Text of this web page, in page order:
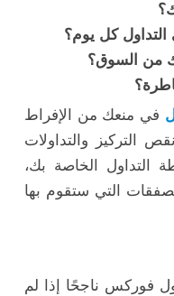
كل يوم؟
من السوق؟
في منعك من الإفراط
التركيز والتداولات
التداول الخاصة بك،
التي ستقوم بها
فوركس ناجحًا إذا لم